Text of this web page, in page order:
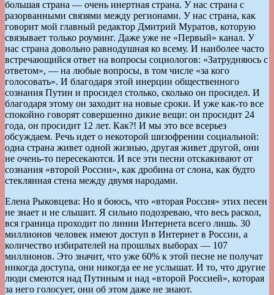
большая страна — очень инертная страна. У нас страна с
разорванными связями между регионами. У нас страна, как
говорит мой главный редактор Дмитрий Муратов, которую
связывает только роуминг. Даже уже не «Первый» канал. У
нас страна довольно равнодушная ко всему. И наиболее часто
встречающийся ответ на вопросы социологов: «Затрудняюсь с
ответом», — на любые вопросы, в том числе «за кого
голосовать». И благодаря этой инерции общественного
сознания Путин и просидел столько, сколько он просидел. И
благодаря этому он заходит на новые сроки. И уже как-то все
спокойно говорят совершенно дикие вещи: он просидит 24
года, он просидит 12 лет. Как?! И мы это все всерьез
обсуждаем. Речь идет о некоторой шизофрении социальной:
одна страна живет одной жизнью, другая живет другой, они
не очень-то пересекаются. И все эти песни отскакивают от
сознания «второй России», как дробина от слона, как будто
стеклянная стена между двумя народами.
Елена Рыковцева: Но я боюсь, что «вторая Россия» этих песен
не знает и не слышит. Я сильно подозреваю, что весь раскол,
вся граница проходит по линии Интернета всего лишь. 30
миллионов человек имеют доступ в Интернет в России, а
количество избирателей на прошлых выборах — 107
миллионов. Это значит, что уже 60% к этой песне не получат
никогда доступа, они никогда ее не услышат. И то, что другие
люди смеются над Путиным и над «второй Россией», которая
за него голосует, они об этом даже не знают.